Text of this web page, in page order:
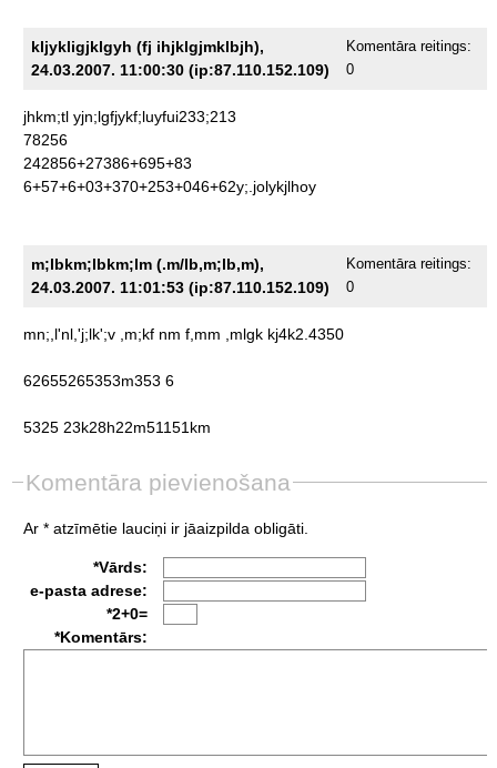
kljykligjklgyh (fj ihjklgjmklbjh),
24.03.2007. 11:00:30 (ip:87.110.152.109)
Komentāra reitings:
0
jhkm;tl yjn;lgfjykf;luyfui233;213
78256
242856+27386+695+83
6+57+6+03+370+253+046+62y;.jolykjlhoy
m;lbkm;lbkm;lm (.m/lb,m;lb,m),
24.03.2007. 11:01:53 (ip:87.110.152.109)
Komentāra reitings:
0
mn;,l'nl,'j;lk';v ,m;kf nm f,mm ,mlgk kj4k2.4350
62655265353m353 6
5325 23k28h22m51151km
Komentāra pievienošana
Ar * atzīmētie lauciņi ir jāaizpilda obligāti.
*Vārds:
e-pasta adrese:
*2+0=
*Komentārs: